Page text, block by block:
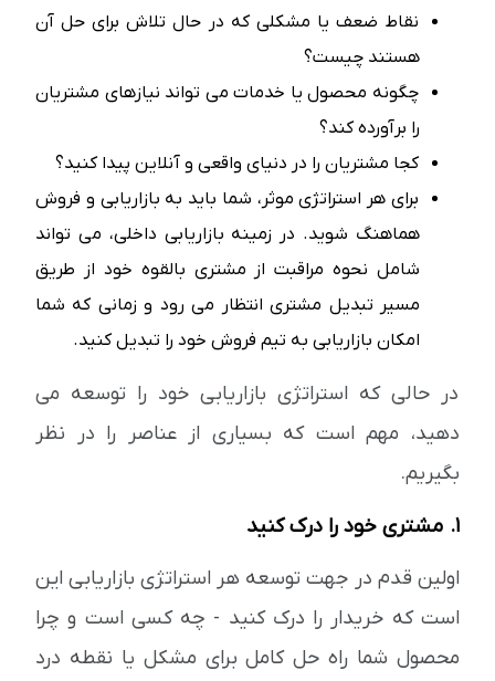
نقاط ضعف یا مشکلی که در حال تلاش برای حل آن
هستند چیست؟
چگونه محصول یا خدمات می تواند نیازهای مشتریان
را برآورده کند؟
کجا مشتریان را در دنیای واقعی و آنلاین پیدا کنید؟
برای هر استراتژی موثر، شما باید به بازاریابی و فروش
هماهنگ شوید. در زمینه بازاریابی داخلی، می تواند
شامل نحوه مراقبت از مشتری بالقوه خود از طریق
مسیر تبدیل مشتری انتظار می رود و زمانی که شما
امکان بازاریابی به تیم فروش خود را تبدیل کنید.
در حالی که استراتژی بازاریابی خود را توسعه می
دهید، مهم است که بسیاری از عناصر را در نظر
بگیریم.
1. مشتری خود را درک کنید
اولین قدم در جهت توسعه هر استراتژی بازاریابی این
است که خریدار را درک کنید - چه کسی است و چرا
محصول شما راه حل کامل برای مشکل یا نقطه درد